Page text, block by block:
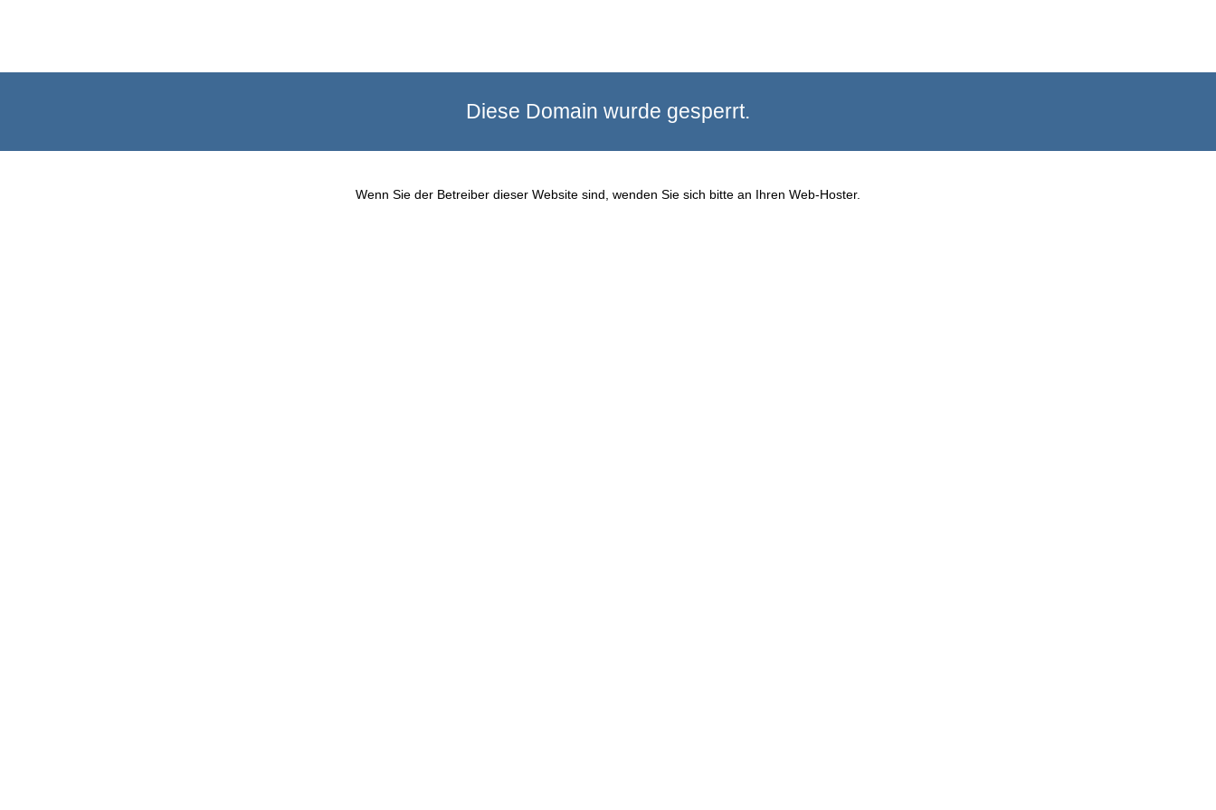
Diese Domain wurde gesperrt.
Wenn Sie der Betreiber dieser Website sind, wenden Sie sich bitte an Ihren Web-Hoster.